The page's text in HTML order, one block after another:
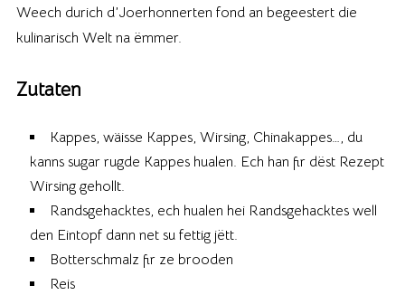
Weech durich d’Joerhonnerten fond an begeestert die
kulinarisch Welt na ëmmer.
Zutaten
Kappes, wäisse Kappes, Wirsing, Chinakappes…, du
kanns sugar rugde Kappes hualen. Ech han fir dëst Rezept
Wirsing gehollt.
Randsgehacktes, ech hualen hei Randsgehacktes well
den Eintopf dann net su fettig jëtt.
Botterschmalz fir ze brooden
Reis